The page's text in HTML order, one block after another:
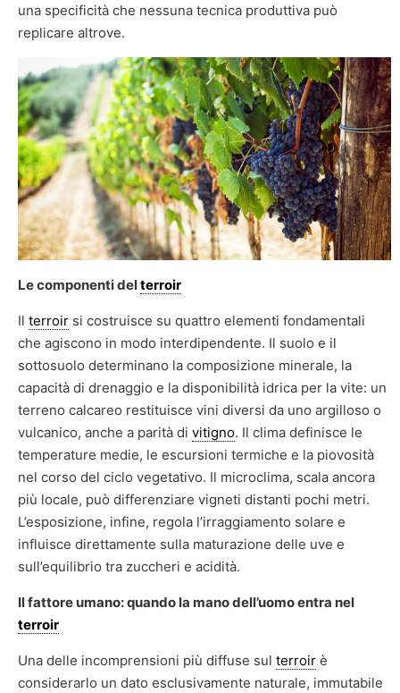
una specificità che nessuna tecnica produttiva può
replicare altrove.
Le componenti delterroir
Il terroir si costruisce su quattro elementi fondamentali
che agiscono in modo interdipendente. Il suolo e il
sottosuolo determinano la composizione minerale, la
capacità di drenaggio e la disponibilità idrica per la vite: un
terreno calcareo restituisce vini diversi da uno argilloso o
vulcanico, anche a parità di vitigno. Il clima definisce le
temperature medie, le escursioni termiche e la piovosità
nel corso del ciclo vegetativo. Il microclima, scala ancora
più locale, può differenziare vigneti distanti pochi metri.
L’esposizione, infine, regola l’irraggiamento solare e
influisce direttamente sulla maturazione delle uve e
sull’equilibrio tra zuccheri e acidità.
Il fattore umano: quando la mano dell’uomo entra nel
terroir
Una delle incomprensioni più diffuse sul terroir è
considerarlo un dato esclusivamente naturale, immutabile